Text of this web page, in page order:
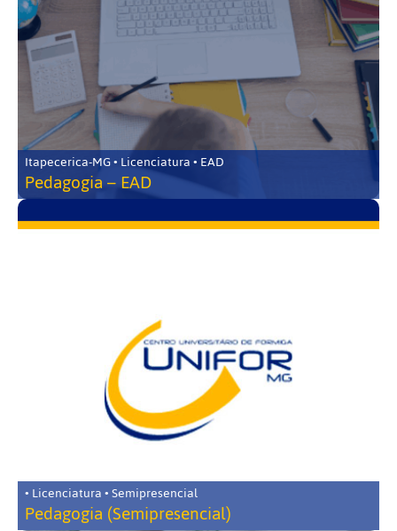
Itapecerica-MG • Licenciatura • EAD
Pedagogia – EAD
• Licenciatura • Semipresencial
Pedagogia (Semipresencial)